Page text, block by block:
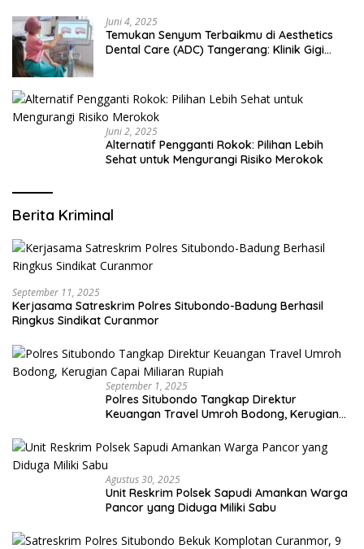
Juni 4, 2025
Temukan Senyum Terbaikmu di Aesthetics
Dental Care (ADC) Tangerang: Klinik Gigi
Juni 2, 2025
Alternatif Pengganti Rokok: Pilihan Lebih
Sehat untuk Mengurangi Risiko Merokok
Berita Kriminal
September 11, 2025
Kerjasama Satreskrim Polres Situbondo-Badung Berhasil
Ringkus Sindikat Curanmor
September 1, 2025
Polres Situbondo Tangkap Direktur
Keuangan Travel Umroh Bodong, Kerugian
Agustus 30, 2025
Unit Reskrim Polsek Sapudi Amankan Warga
Pancor yang Diduga Miliki Sabu